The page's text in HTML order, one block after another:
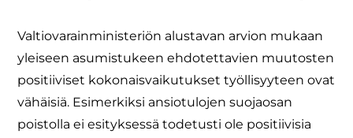
Valtiovarainministeriön alustavan arvion mukaan
yleiseen asumistukeen ehdotettavien muutosten
positiiviset kokonaisvaikutukset työllisyyteen ovat
vähäisiä. Esimerkiksi ansiotulojen suojaosan
poistolla ei esityksessä todetusti ole positiivisia